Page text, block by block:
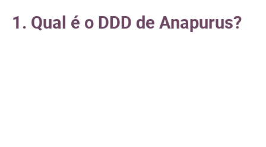
1. Qual é o DDD de Anapurus?